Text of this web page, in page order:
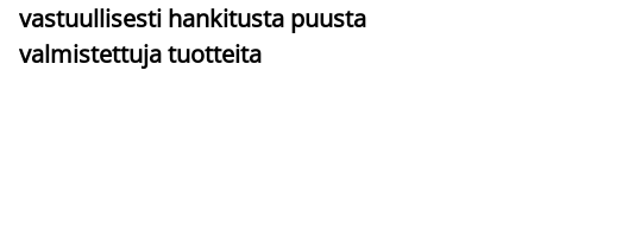
vastuullisesti hankitusta puusta
valmistettuja tuotteita